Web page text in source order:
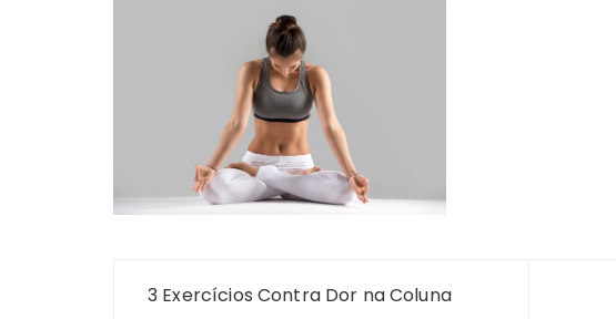
Navegação
3 Exercícios Contra Dor na Coluna